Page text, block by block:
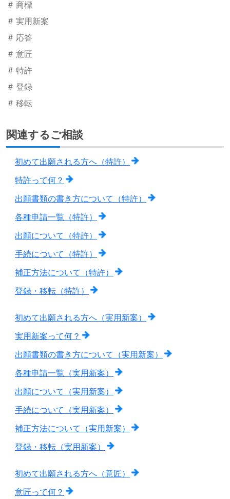
商標
実用新案
応答
意匠
特許
登録
移転
関連するご相談
初めて出願される方へ（特許）
特許って何？
出願書類の書き方について（特許）
各種申請一覧（特許）
出願について（特許）
手続について（特許）
補正方法について（特許）
登録・移転（特許）
初めて出願される方へ（実用新案）
実用新案って何？
出願書類の書き方について（実用新案）
各種申請一覧（実用新案）
出願について（実用新案）
手続について（実用新案）
補正方法について（実用新案）
登録・移転（実用新案）
初めて出願される方へ（意匠）
意匠って何？